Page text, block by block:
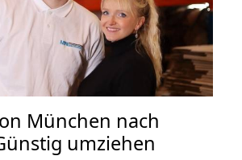
München nach
umziehen